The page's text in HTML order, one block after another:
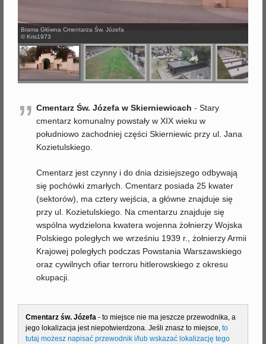
Brama Główna Cmentarza Św. Józefa
© Kris1973
” Cmentarz Św. Józefa w Skierniewicach - Stary
cmentarz komunalny powstały w XIX wieku w
południowo zachodniej części Skierniewic przy ul. Jana
Kozietulskiego.
Cmentarz jest czynny i do dnia dzisiejszego odbywają
się pochówki zmarłych. Cmentarz posiada 25 kwater
(sektorów), ma cztery wejścia, a główne znajduje się
przy ul. Kozietulskiego. Na cmentarzu znajduje się
wspólna wydzielona kwatera wojenna żołnierzy Wojska
Polskiego poległych we wrześniu 1939 r., żołnierzy Armii
Krajowej poległych podczas Powstania Warszawskiego
oraz cywilnych ofiar terroru hitlerowskiego z okresu
okupacji.
Cmentarz św. Józefa - to miejsce nie ma jeszcze przewodnika, a
jego lokalizacja jest niepotwierdzona. Jeśli znasz to miejsce, to
tutaj możesz napisać przewodnik i/lub wskazać lokalizację tego